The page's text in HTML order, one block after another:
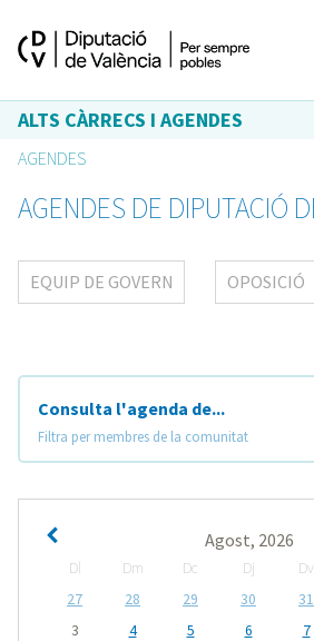
ALTS CÀRRECS I AGENDES
AGENDES
AGENDES DE DIPUTACIÓ
EQUIP DE GOVERN OPOSICIÓ
Consulta l'agenda de...
Filtra per membres de la comunitat
Agost, 2026
Dl Dm Dc Dj Dv
27
28 29 30 31
3
4 5 6 7